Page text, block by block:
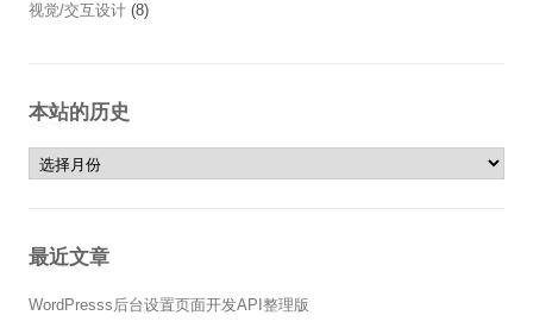
视觉/交互设计 (8)
本站的历史
本站的历史
最近文章
WordPresss后台设置页面开发API整理版